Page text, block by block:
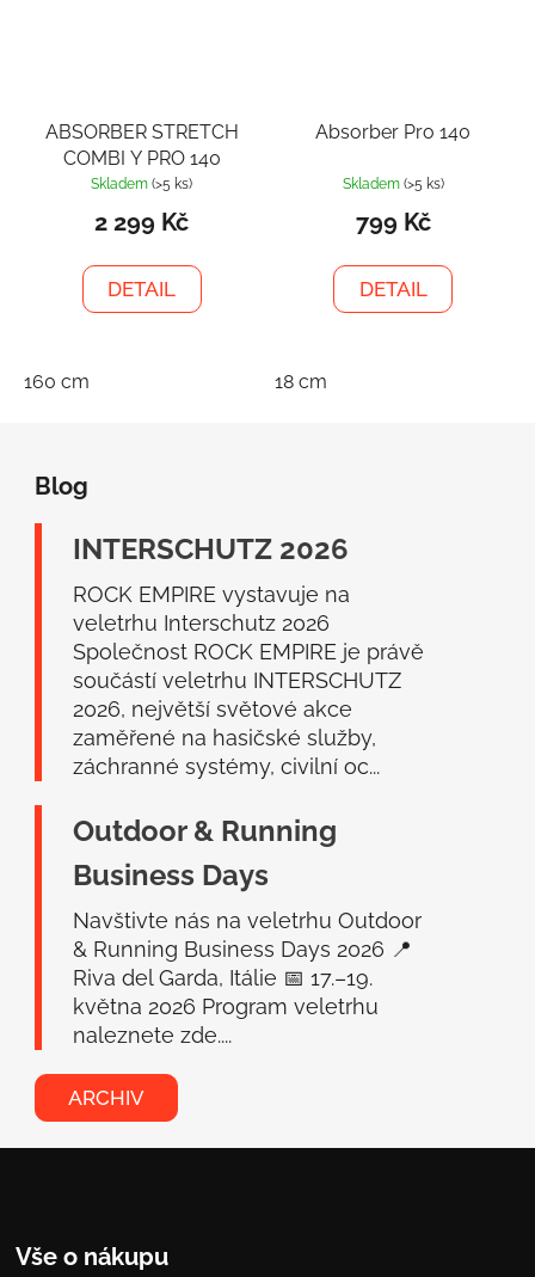
ABSORBER STRETCH
COMBI Y PRO 140
Skladem(>5 ks)
2 299 Kč
DETAIL
160 cm
Absorber Pro 140
Skladem (>5 ks)
799 Kč
DETAIL
18 cm
Blog
INTERSCHUTZ 2026
ROCK EMPIRE vystavuje na
veletrhu Interschutz 2026
Společnost ROCK EMPIRE je právě
součástí veletrhu INTERSCHUTZ
2026, největší světové akce
zaměřené na hasičské služby,
záchranné systémy, civilní oc...
Outdoor & Running
Business Days
Navštivte nás na veletrhu Outdoor
& Running Business Days 2026 📍
Riva del Garda, Itálie 📅 17.–19.
května 2026 Program veletrhu
naleznete zde....
ARCHIV
Vše o nákupu